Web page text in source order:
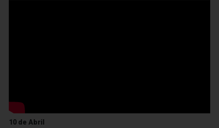
10 de Abril